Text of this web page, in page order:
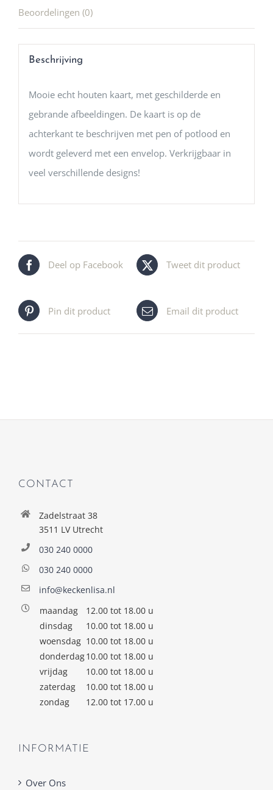
Beoordelingen (0)
Beschrijving
Mooie echt houten kaart, met geschilderde en
gebrande afbeeldingen. De kaart is op de
achterkant te beschrijven met pen of potlood en
wordt geleverd met een envelop. Verkrijgbaar in
veel verschillende designs!
Deel op Facebook Tweet dit product
Pin dit product Email dit product
CONTACT
Zadelstraat 38
3511 LV Utrecht
030 240 0000
030 240 0000
info@keckenlisa.nl
maandag
12.00 tot 18.00 u
dinsdag
10.00 tot 18.00 u
woensdag 10.00 tot 18.00 u
donderdag10.00 tot 18.00 u
vrijdag
10.00 tot 18.00 u
zaterdag
10.00 tot 18.00 u
zondag
12.00 tot 17.00 u
INFORMATIE
Over Ons